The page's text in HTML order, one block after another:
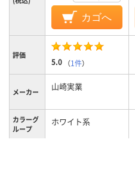
カゴへ
評価
5.0 （1件）
メーカー 山崎実業
カラーグ
ループ
ホワイト系